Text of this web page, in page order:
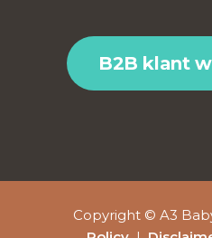
B2B klant
Copyright © A3